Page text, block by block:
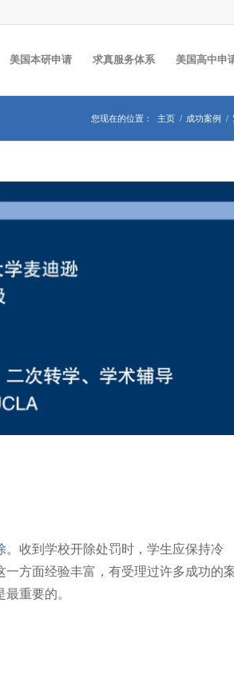
美国本研申请 求真服务体系 美国高中申
您现在的位置： 主页 / 成功案例 /
。收到学校开除处罚时，学生应保持冷
一方面经验丰富，有受理过许多成功的
重要的。